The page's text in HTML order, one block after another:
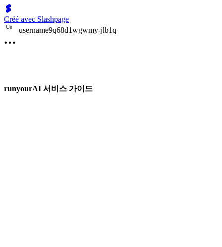
Créé avec Slashpage
Us username9q68d1wgwmy-jlb1q
runyourAI 서비스 가이드